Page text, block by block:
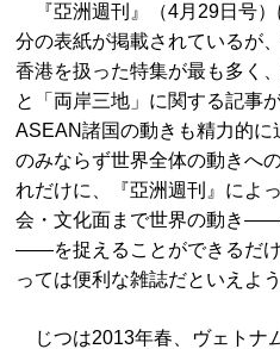
『亞洲週刊』（4月29日号）
分の表紙が掲載されているが
香港を扱った特集が最も多く
と「両岸三地」に関する記事
ASEAN諸国の動きも精力的
のみならず世界全体の動きへ
れだけに、『亞洲週刊』によ
会・文化面まで世界の動き
――を捉えることができるだ
っては便利な雑誌だといえよう
じつは2013年春、ヴェトナ